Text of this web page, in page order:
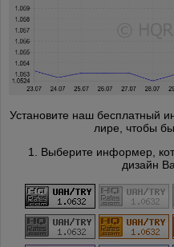
Установите наш бесплатный
лире, чтобы
1. Выберите информер,
дизайн